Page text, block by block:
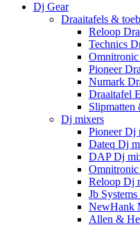
Dj Gear
Draaitafels &
Reloop
Technics
Pioneer
Numark
Draaitafel
Slipmatten
Dj mixers
Pioneer Dj
Dateq Dj
DAP Dj
Reloop Dj
Jb
NewHank
Allen &